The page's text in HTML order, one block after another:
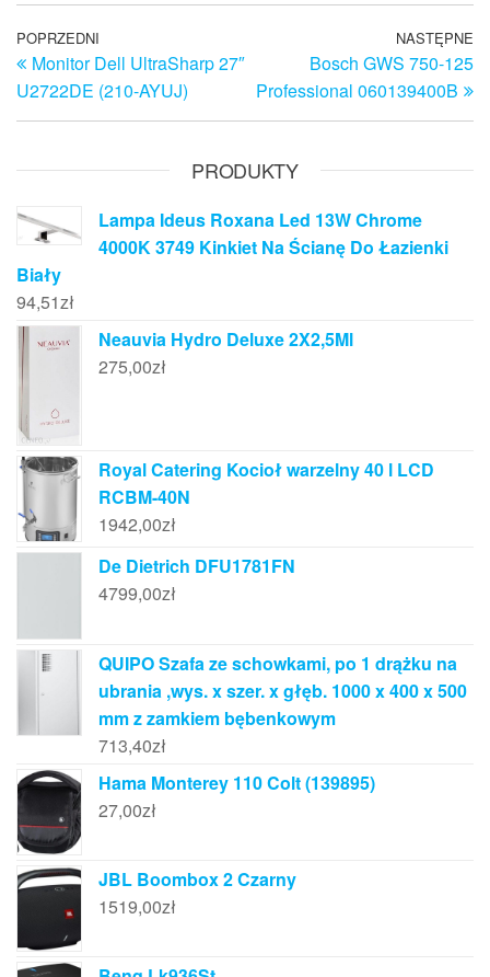
Nawigacja
wpisu
Poprzedni
wpis
POPRZEDNI
Monitor Dell UltraSharp 27″
U2722DE (210-AYUJ)
NASTĘPNE
Bosch GWS 750-125
Professional 060139400B
PRODUKTY
Lampa Ideus Roxana Led 13W Chrome
4000K 3749 Kinkiet Na Ścianę Do Łazienki
Biały
94,51zł
Neauvia Hydro Deluxe 2X2,5Ml
275,00zł
Royal Catering Kocioł warzelny 40 l LCD
RCBM-40N
1942,00zł
De Dietrich DFU1781FN
4799,00zł
QUIPO Szafa ze schowkami, po 1 drążku na
ubrania ,wys. x szer. x głęb. 1000 x 400 x 500
mm z zamkiem bębenkowym
713,40zł
Hama Monterey 110 Colt (139895)
27,00zł
JBL Boombox 2 Czarny
1519,00zł